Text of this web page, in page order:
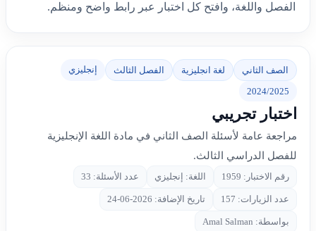
الفصل واللغة، وافتح كل اختبار عبر رابط واضح ومنظم.
الصف الثاني لغة انجليزية الفصل الثالث إنجليزي
2024/2025
اختبار تجريبي
مراجعة عامة لأسئلة الصف الثاني في مادة اللغة الإنجليزية
للفصل الدراسي الثالث.
رقم الاختبار: 1959 اللغة: إنجليزي عدد الأسئلة: 33
عدد الزيارات: 157 تاريخ الإضافة: 2026-06-24
بواسطة: Amal Salman